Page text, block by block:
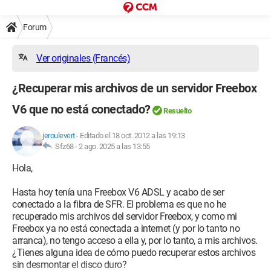
Forum
Ver originales (Francés)
¿Recuperar mis archivos de un servidor Freebox
V6 que no está conectado?
Resuelto
jeroulevert- Editado el 18 oct. 2012 a las 19:13
Sfz68 -2 ago. 2025 a las 13:55
Hola,
Hasta hoy tenía una Freebox V6 ADSL y acabo de ser
conectado a la fibra de SFR. El problema es que no he
recuperado mis archivos del servidor Freebox, y como mi
Freebox ya no está conectada a internet (y por lo tanto no
arranca), no tengo acceso a ella y, por lo tanto, a mis archivos.
¿Tienes alguna idea de cómo puedo recuperar estos archivos
sin desmontar el disco duro?